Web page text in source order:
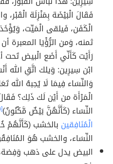
فَقَالَ الْبَيْضَة بِمَنْزِلَة الْقَبْر،
الْكَفَن، فَيلقى الْمَيِّت،
ثمنه، وَمن الرُّؤْيَا المعبرة
رَأَيْت كَأَنِّي أَضَع الْبيض تَحت
ابْن سِيرِين: وَيلك اتَّقِ الله
وَالنِّسَاء فِيمَا لَا يُحِبهُ
الْمَرْأَة من أَيْن لَك ذَلِك؟
النِّسَاء (كَأَنَّهُنَّ بَيْضٌ مَّكْنُونٌ)[٥]
الْمُنَافِقين بالخشب
النِّسَاء، والخشب هُوَ
البيض يدل على ذهب